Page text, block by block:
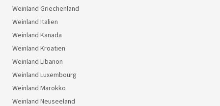
Weinland Griechenland
Weinland Italien
Weinland Kanada
Weinland Kroatien
Weinland Libanon
Weinland Luxembourg
Weinland Marokko
Weinland Neuseeland